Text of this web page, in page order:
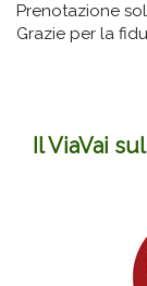
Prenotazione
Grazie per la
Il ViaVai